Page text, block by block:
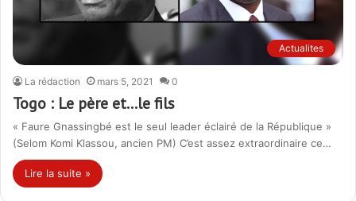
Actualites
La rédaction mars 5, 2021 0
Togo : Le père et…le fils
« Faure Gnassingbé est le seul leader éclairé de la République »
(Selom Komi Klassou, ancien PM) C’est assez extraordinaire ce…
Lire la suite »